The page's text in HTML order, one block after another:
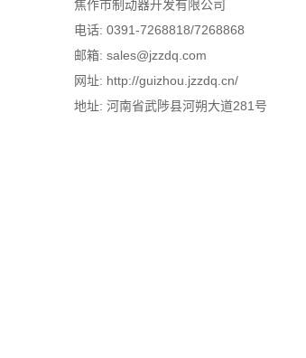
焦作市制动器开发有限公司
电话: 0391-7268818/7268868
邮箱: sales@jzzdq.com
网址: http://guizhou.jzzdq.cn/
地址: 河南省武陟县河朔大道281号